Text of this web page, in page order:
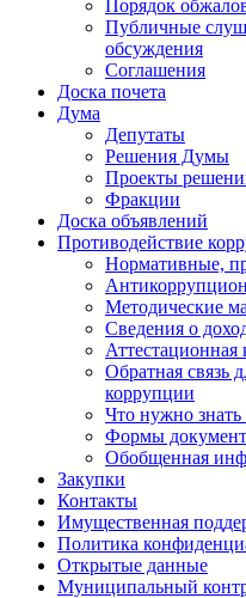
Порядок
Публичные
обсуждения
Соглашения
Доска почета
Дума
Депутаты
Решения Думы
Проекты
Фракции
Доска объявлений
Противодействие
Нормативные,
Методические
Сведения о
Аттестационная
Обратная связь
коррупции
Что нужно
Формы
Обобщенная
Закупки
Контакты
Имущественная
Политика
Открытые данные
Муниципальный